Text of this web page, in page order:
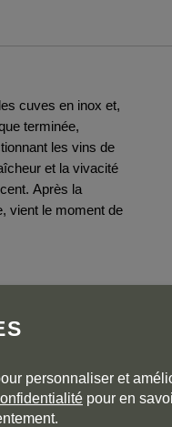
cuves en inox et,
terminée,
les vins de
et la vivacité
Après la
vient le moment de
personnaliser et
pour en